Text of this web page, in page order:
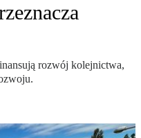
rozwój kolejnictwa,